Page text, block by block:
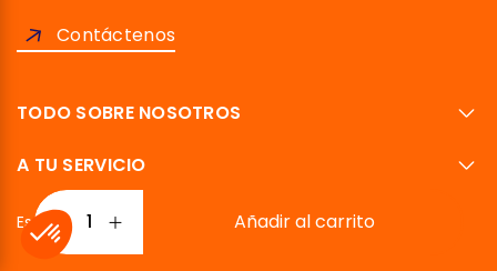
Añadir al carrito
Contáctenos
TODO SOBRE NOSOTROS
A TU SERVICIO
Español